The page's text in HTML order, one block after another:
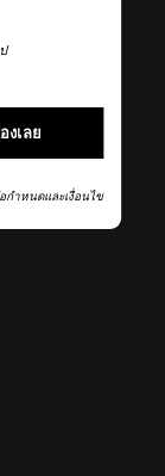
งเลย
กำหนดและเงื่อนไข